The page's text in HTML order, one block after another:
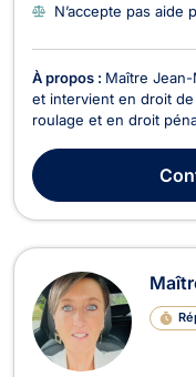
N’accepte pas aide
À propos : Maître Jean-
et intervient en droit
roulage et en droit
moral, Maître
l'indemnisation la plus